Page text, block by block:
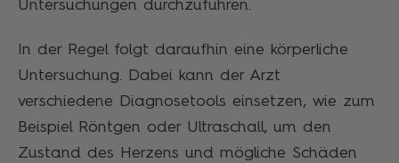
Untersuchungen durchzuführen.
In der Regel folgt daraufhin eine körperliche
Untersuchung. Dabei kann der Arzt
verschiedene Diagnosetools einsetzen, wie zum
Beispiel Röntgen oder Ultraschall, um den
Zustand des Herzens und mögliche Schäden